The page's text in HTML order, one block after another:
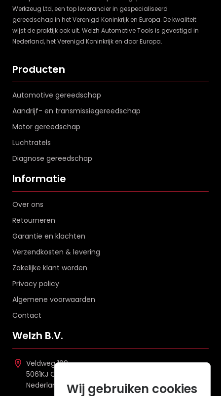
Werkzeug Ltd, een top leverancier in gespecialiseerd
gereedschap in het Verenigd Koninkrijk en Europa. De kwaliteit
wijst de praktijk ook uit. Welzh Automotive Tools is gevestigd in
Nederland, het Verenigd Koninkrijk en door Europa.
Producten
Automotive gereedschap
Aandrijf- en transmissiegereedschap
Motor gereedschap
Luchtratels
Diagnose gereedschap
Informatie
Over ons
Retourneren
Garantie en klachten
Verzendkosten & levering
Zakelijke klant worden
Privacy policy
Algemene voorwaarden
Contact
Welzh B.V.
Veldweg 109
5061KJ Oisterwijk
Nederland
Wij gebruiken cookies